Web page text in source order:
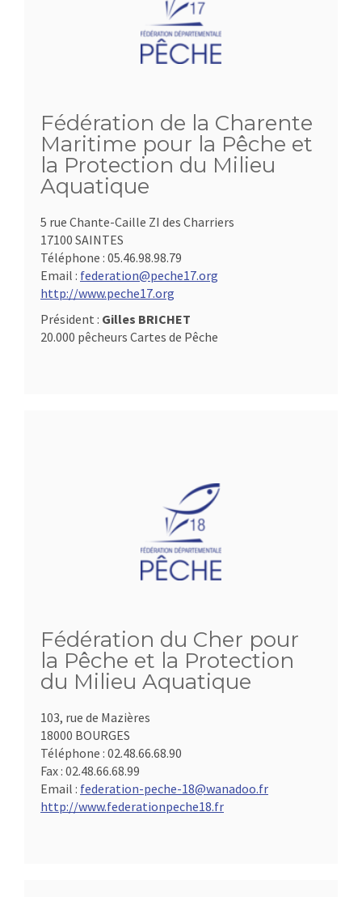
Fédération de la Charente
Maritime pour la Pêche et
la Protection du Milieu
Aquatique
5 rue Chante-Caille ZI des Charriers
17100 SAINTES
Téléphone : 05.46.98.98.79
Email : federation@peche17.org
http://www.peche17.org
Président : Gilles BRICHET
20.000 pêcheurs Cartes de Pêche
Fédération du Cher pour
la Pêche et la Protection
du Milieu Aquatique
103, rue de Mazières
18000 BOURGES
Téléphone : 02.48.66.68.90
Fax : 02.48.66.68.99
Email : federation-peche-18@wanadoo.fr
http://www.federationpeche18.fr